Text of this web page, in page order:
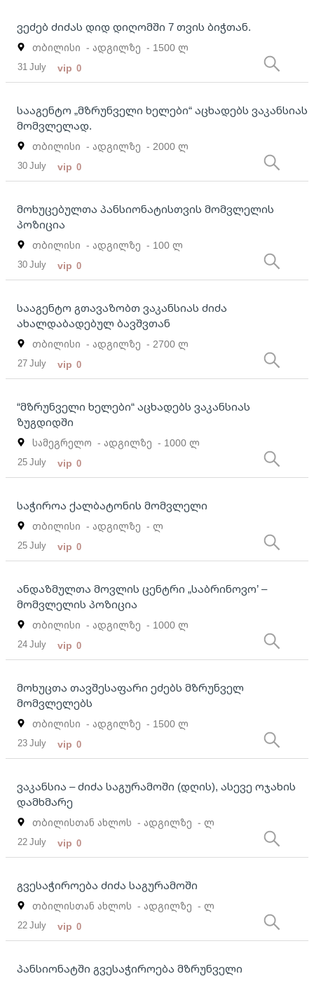
ვეძებ ძიძას დიდ დიღომში 7 თვის ბიჭთან.
თბილისი - ადგილზე - 1500 ლ
31 July vip 0
სააგენტო „მზრუნველი ხელები“ აცხადებს ვაკანსიას
მომვლელად.
თბილისი - ადგილზე - 2000 ლ
30 July vip 0
მოხუცებულთა პანსიონატისთვის მომვლელის
პოზიცია
თბილისი - ადგილზე - 100 ლ
30 July vip 0
სააგენტო გთავაზობთ ვაკანსიას ძიძა
ახალდაბადებულ ბავშვთან
თბილისი - ადგილზე - 2700 ლ
27 July vip 0
“მზრუნველი ხელები“ აცხადებს ვაკანსიას
ზუგდიდში
სამეგრელო - ადგილზე - 1000 ლ
25 July vip 0
საჭიროა ქალბატონის მომვლელი
თბილისი - ადგილზე - ლ
25 July vip 0
ანდაზმულთა მოვლის ცენტრი „საბრინოვო’ –
მომვლელის პოზიცია
თბილისი - ადგილზე - 1000 ლ
24 July vip 0
მოხუცთა თავშესაფარი ეძებს მზრუნველ
მომვლელებს
თბილისი - ადგილზე - 1500 ლ
23 July vip 0
ვაკანსია – ძიძა საგურამოში (დღის), ასევე ოჯახის
დამხმარე
თბილისთან ახლოს - ადგილზე - ლ
22 July vip 0
გვესაჭიროება ძიძა საგურამოში
თბილისთან ახლოს - ადგილზე - ლ
22 July vip 0
პანსიონატში გვესაჭიროება მზრუნველი